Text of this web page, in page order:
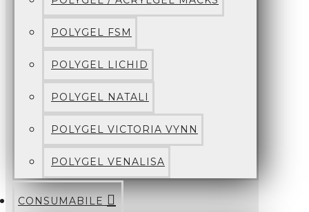
POLYGEL FSM
POLYGEL LICHID
POLYGEL NATALI
POLYGEL VICTORIA VYNN
POLYGEL VENALISA
CONSUMABILE